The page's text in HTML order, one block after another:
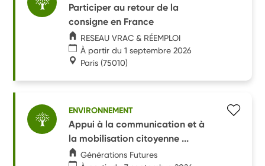
Participer au retour de la
consigne en France
RESEAU VRAC & RÉEMPLOI
À partir du 1 septembre 2026
Paris (75010)
ENVIRONNEMENT
Appui à la communication et à
la mobilisation citoyenne ...
Générations Futures